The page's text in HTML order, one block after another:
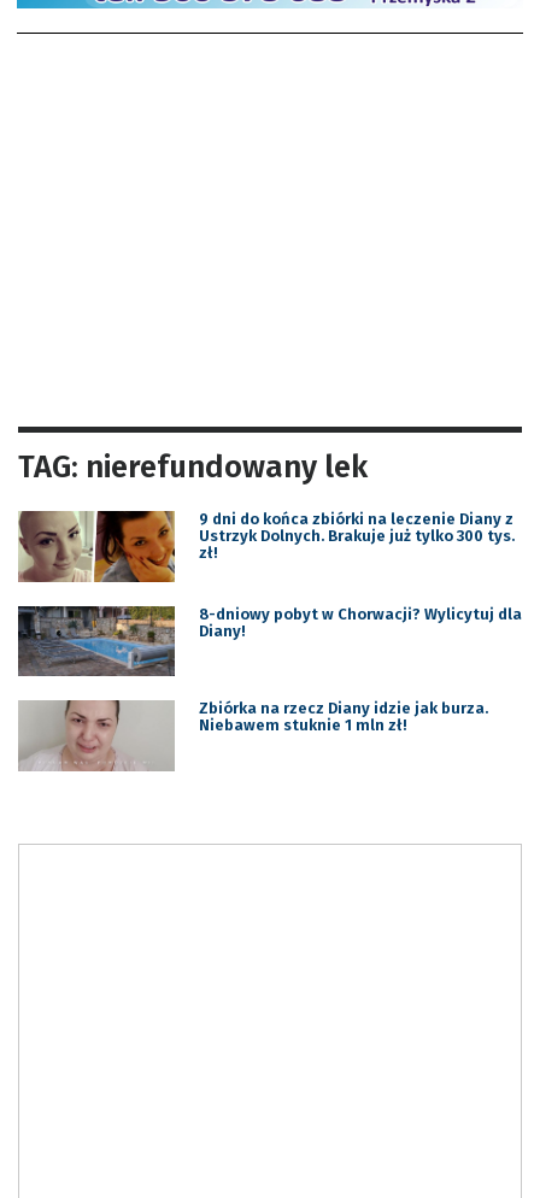
TAG: nierefundowany lek
9 dni do końca zbiórki na leczenie Diany z
Ustrzyk Dolnych. Brakuje już tylko 300 tys.
zł!
8-dniowy pobyt w Chorwacji? Wylicytuj dla
Diany!
Zbiórka na rzecz Diany idzie jak burza.
Niebawem stuknie 1 mln zł!